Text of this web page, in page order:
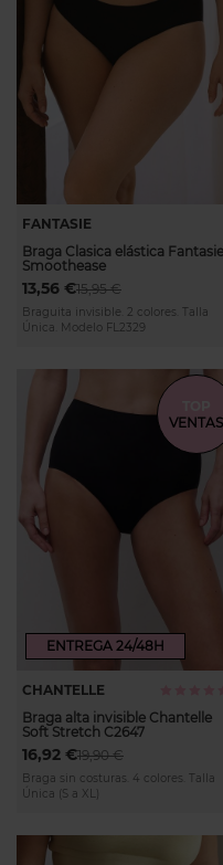
FANTASIE
Braga Clasica elástica Fantasie
Smoothease
15,95 €
13,56 €
Braguita invisible. 2 colores. Talla
Única. Modelo FL2329
ENTREGA 24/48H
VENTAS
CHANTELLE
Braga alta invisible Chantelle
Soft Stretch C2647
19,90 €
16,92 €
Braga sin costuras. 4 colores. Talla
Única (S a XL)